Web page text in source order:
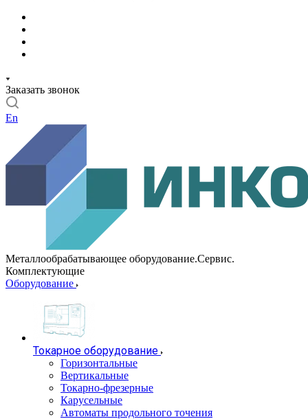
Заказать звонок
En
Металлообрабатывающее оборудование.Сервис.
Комплектующие
Оборудование
Токарное оборудование
Горизонтальные
Вертикальные
Токарно-фрезерные
Карусельные
Автоматы продольного точения